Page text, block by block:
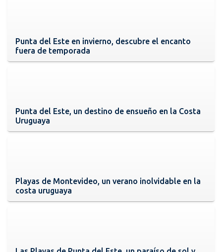
Punta del Este en invierno, descubre el encanto
fuera de temporada
Punta del Este, un destino de ensueño en la Costa
Uruguaya
Playas de Montevideo, un verano inolvidable en la
costa uruguaya